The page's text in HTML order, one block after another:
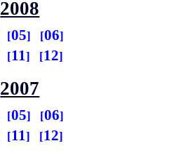
2008
05
06
11 12
2007
05
06
11 12